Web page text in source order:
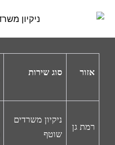
אזור סוג שירות
רמת גן
ניקיון משרדים
שוטף